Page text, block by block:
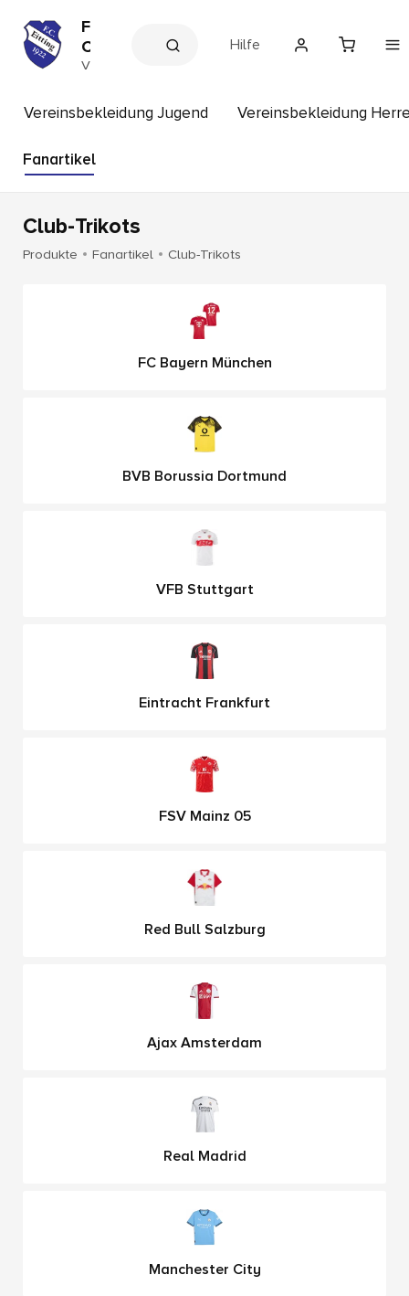
F
C
E
t
n
V
e
s
s
p
Hilfe
Vereinsbekleidung Jugend Vereinsbekleidung
Fanartikel
Club-Trikots
Produkte Fanartikel Club-Trikots
FC Bayern München
BVB Borussia Dortmund
VFB Stuttgart
Eintracht Frankfurt
FSV Mainz 05
Red Bull Salzburg
Ajax Amsterdam
Real Madrid
Manchester City